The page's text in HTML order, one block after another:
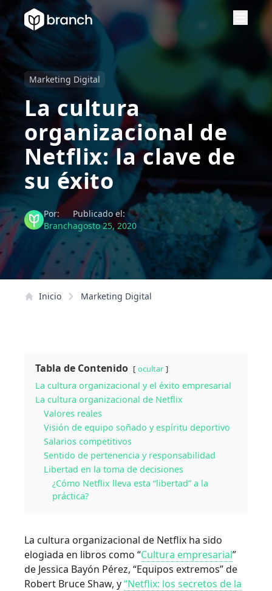
Marketing Digital
La cultura
organizacional de
Netflix: la clave de
su éxito
Por:
Branch
Publicado el:
agosto 25, 2020
Inicio Marketing Digital
Tabla de Contenido ocultar
La cultura organizacional y el éxito empresarial
La cultura organizacional de Netflix
Valores reales
Visión de equipo soñado y espíritu deportivo
Salarios competitivos
Sentido de pertenencia y responsabilidad
Libertad en la toma de decisiones
¿Cómo Netflix lleva esta “libertad” a la
práctica?
La cultura organizacional de Netflix ha sido
elogiada en libros como “Cultura empresarial”
de Jessica Bayón Pérez, “Equipos extremos” de
Robert Bruce Shaw, y“Netflix: los secretos de la